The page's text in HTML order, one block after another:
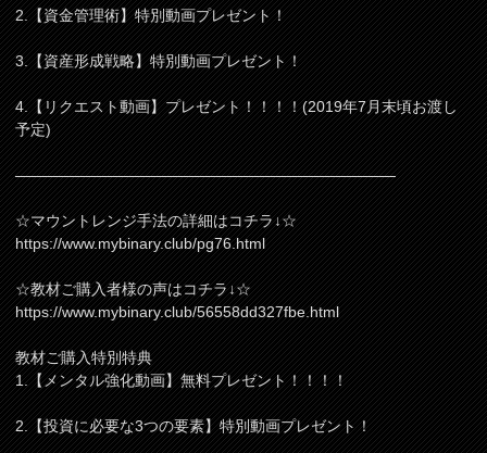
2.【資金管理術】特別動画プレゼント！
3.【資産形成戦略】特別動画プレゼント！
4.【リクエスト動画】プレゼント！！！！(2019年7月末頃お渡し
予定)
—————————————————————————
☆マウントレンジ手法の詳細はコチラ↓☆
https://www.mybinary.club/pg76.html
☆教材ご購入者様の声はコチラ↓☆
https://www.mybinary.club/56558dd327fbe.html
教材ご購入特別特典
1.【メンタル強化動画】無料プレゼント！！！！
2.【投資に必要な3つの要素】特別動画プレゼント！